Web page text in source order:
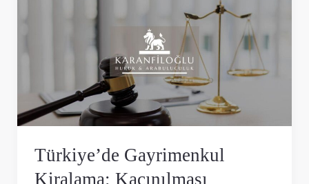
Türkiye’de Gayrimenkul
Kiralama: Kaçınılması
Tuzaklar